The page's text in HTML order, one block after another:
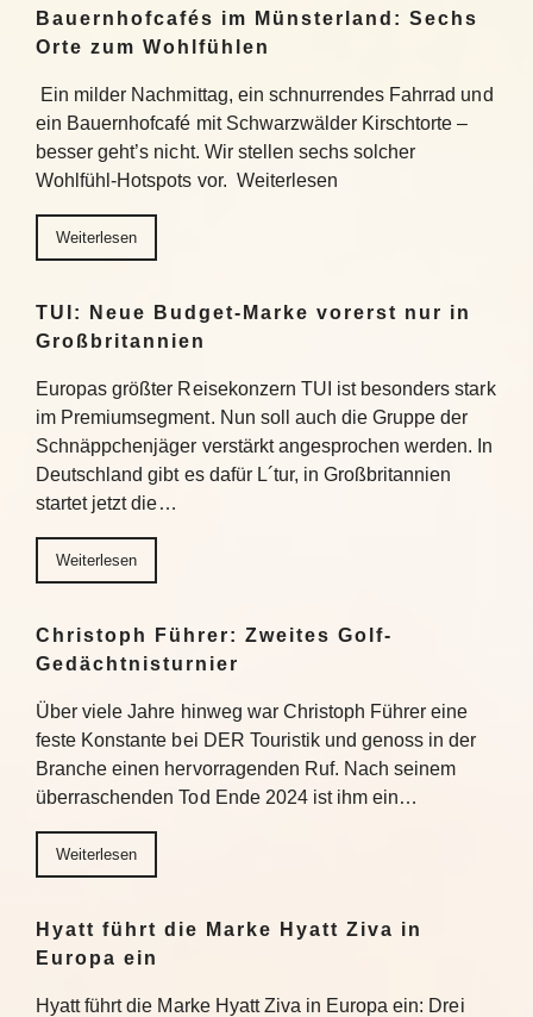
Bauernhofcafés im Münsterland: Sechs
Orte zum Wohlfühlen
Ein milder Nachmittag, ein schnurrendes Fahrrad und
ein Bauernhofcafé mit Schwarzwälder Kirschtorte –
besser geht’s nicht. Wir stellen sechs solcher
Wohlfühl-Hotspots vor. Weiterlesen
Weiterlesen
TUI: Neue Budget-Marke vorerst nur in
Großbritannien
Europas größter Reisekonzern TUI ist besonders stark
im Premiumsegment. Nun soll auch die Gruppe der
Schnäppchenjäger verstärkt angesprochen werden. In
Deutschland gibt es dafür L´tur, in Großbritannien
startet jetzt die…
Weiterlesen
Christoph Führer: Zweites Golf-
Gedächtnisturnier
Über viele Jahre hinweg war Christoph Führer eine
feste Konstante bei DER Touristik und genoss in der
Branche einen hervorragenden Ruf. Nach seinem
überraschenden Tod Ende 2024 ist ihm ein…
Weiterlesen
Hyatt führt die Marke Hyatt Ziva in
Europa ein
Hyatt führt die Marke Hyatt Ziva in Europa ein: Drei